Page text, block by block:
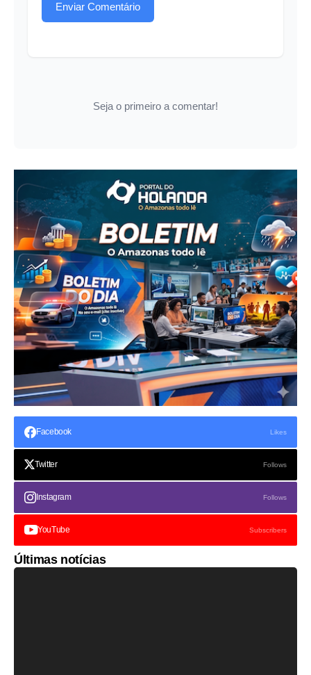
Enviar Comentário
Seja o primeiro a comentar!
Facebook Likes
Twitter Follows
Instagram Follows
YouTube Subscribers
Últimas notícias